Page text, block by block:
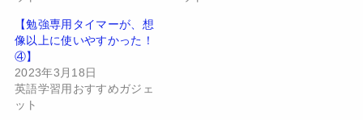
い
ウ
ィ
ン
ド
ウ
で
開
き
ま
す
て
く
だ
さ
(
新
し
【勉強専用タイマーが、想
像以上に使いやすかった！
④】
2023年3月18日
英語学習用おすすめガジェ
ット